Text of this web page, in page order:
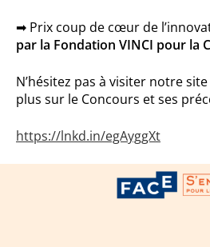
➡ Prix coup de cœur de
par la Fondation VINCI pour la
N’hésitez pas à visiter notre
plus sur le Concours et ses
https://lnkd.in/egAyggXt